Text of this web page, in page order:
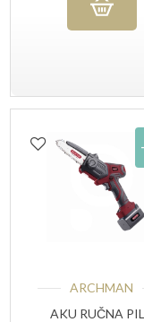
ARCHMAN
AKU RUČNA